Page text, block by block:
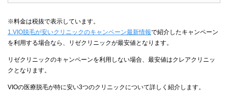
※料金は税抜で表示しています。
1.VIO脱毛が安いクリニックのキャンペーン最新情報で紹介したキャンペーン
を利用する場合なら、リゼクリニックが最安値となります。
リゼクリニックのキャンペーンを利用しない場合、最安値はクレアクリニッ
クとなります。
VIOの医療脱毛が特に安い3つのクリニックについて詳しく紹介します。